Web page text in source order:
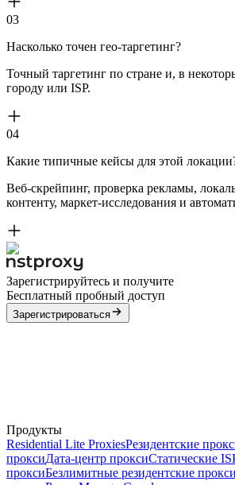
03
Насколько точен гео-таргетинг?
Точный таргетинг по стране и, в
городу или ISP.
04
Какие типичные кейсы для этой
Веб-скрейпинг, проверка рекламы,
контенту, маркет-исследования и
Зарегистрируйтесь и получите
Бесплатный пробный доступ
Зарегистрироваться
Продукты
Residential Lite ProxiesРезидентские
проксиДата-центр проксиСтатические
проксиБезлимитные резидентские прокси